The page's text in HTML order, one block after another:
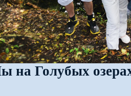
на Голубых